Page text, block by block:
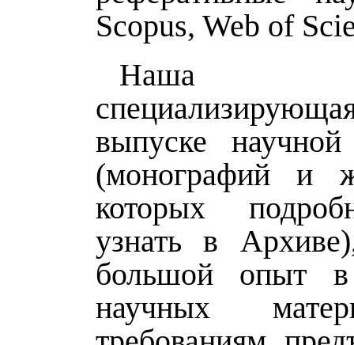
Scopus, Web of
Наша
выпуске научной
(монографий и
которых
узнать в
большой опыт в
научных